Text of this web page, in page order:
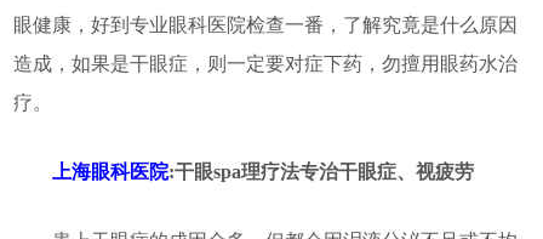
眼健康，好到专业眼科医院检查一番，了解究竟是什么原因
造成，如果是干眼症，则一定要对症下药，勿擅用眼药水治
疗。
上海眼科医院:干眼spa理疗法专治干眼症、视疲劳